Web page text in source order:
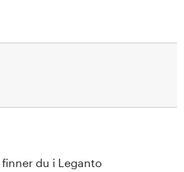
finner du i Leganto